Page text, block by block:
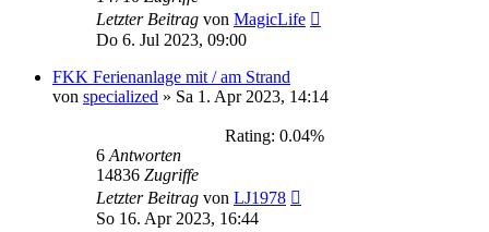
Letzter Beitrag von MagicLife
Do 6. Jul 2023, 09:00
FKK Ferienanlage mit / am Strand
von specialized » Sa 1. Apr 2023, 14:14
Rating: 0.04%
6 Antworten
14836 Zugriffe
Letzter Beitrag von LJ1978
So 16. Apr 2023, 16:44